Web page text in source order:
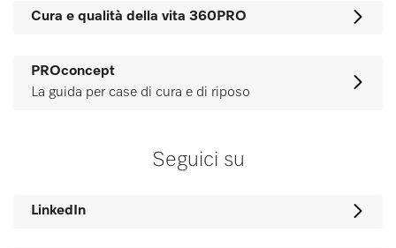
Cura e qualità della vita 360PRO
PROconcept
La guida per case di cura e di riposo
Seguici su
LinkedIn